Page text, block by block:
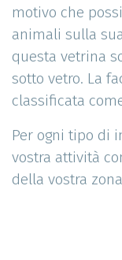
motivo che
animali sulla
questa vetrina
sotto vetro. La
classificata
Per ogni tipo di
vostra attività
della vostra